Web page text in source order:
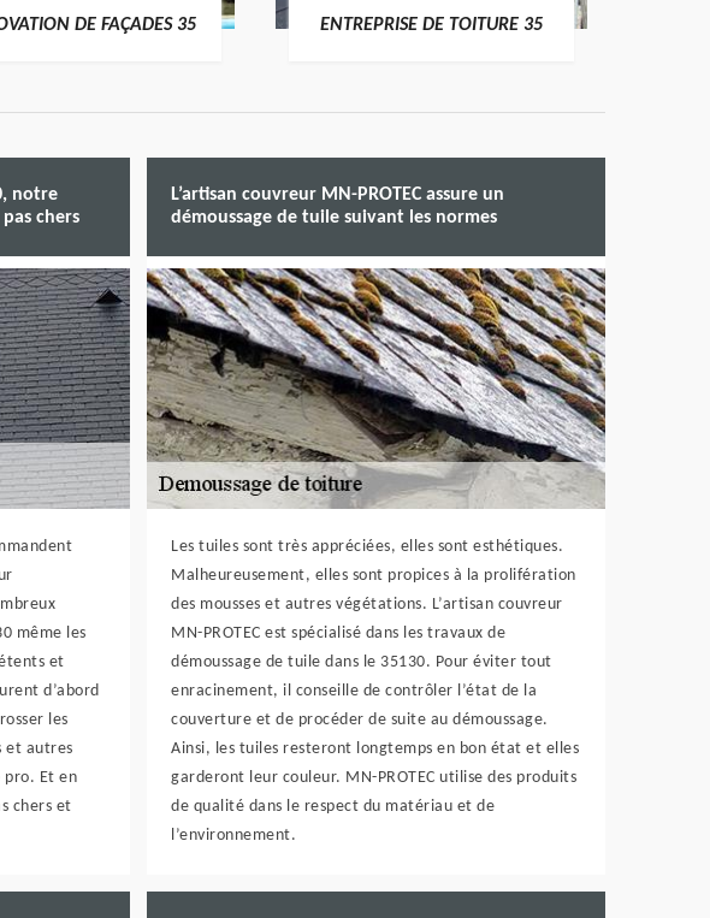
DE FAÇADES 35 ENTREPRISE DE TOITURE 35
notre
chers
même les
et
d’abord
les
et autres
pro. Et en
chers et
L’artisan couvreur MN-PROTEC assure un
démoussage de tuile suivant les normes
Les tuiles sont très appréciées, elles sont esthétiques.
Malheureusement, elles sont propices à la prolifération
des mousses et autres végétations. L’artisan couvreur
MN-PROTEC est spécialisé dans les travaux de
démoussage de tuile dans le 35130. Pour éviter tout
enracinement, il conseille de contrôler l’état de la
couverture et de procéder de suite au démoussage.
Ainsi, les tuiles resteront longtemps en bon état et elles
garderont leur couleur. MN-PROTEC utilise des produits
de qualité dans le respect du matériau et de
l’environnement.